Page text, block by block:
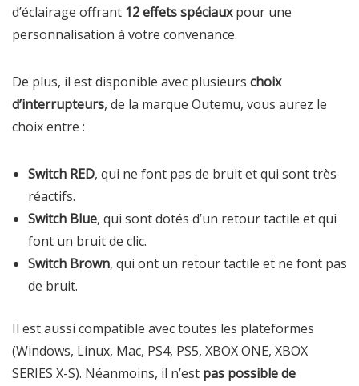
d’éclairage offrant 12 effets spéciauxpour une
personnalisation à votre convenance.
De plus, il est disponible avec plusieurs choix
d’interrupteurs, de la marque Outemu, vous aurez le
choix entre :
Switch RED, qui ne font pas de bruit et qui sont très
réactifs.
Switch Blue, qui sont dotés d’un retour tactile et qui
font un bruit de clic.
Switch Brown, qui ont un retour tactile et ne font pas
de bruit.
Il est aussi compatible avec toutes les plateformes
(Windows, Linux, Mac, PS4, PS5, XBOX ONE, XBOX
SERIES X-S). Néanmoins, il n’est pas possible de